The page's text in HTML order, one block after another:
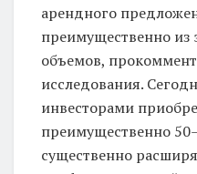
арендного
преимущественно из
объемов,
исследования.
инвесторами
преимущественно
существенно